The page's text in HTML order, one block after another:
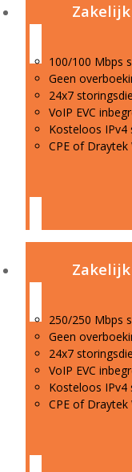
100/100 Mbps
Geen
24x7
VoIP EVC
Kosteloos
CPE of
250/250 Mbps
Geen
24x7
VoIP EVC
Kosteloos
CPE of